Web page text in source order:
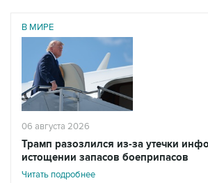
В МИРЕ
06 августа 2026
Трамп разозлился из-за утечки
истощении запасов боеприпасов
Читать подробнее